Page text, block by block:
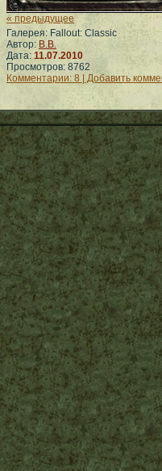
« предыдущее
Галерея: Fallout: Classic
Автор: B.B.
Дата: 11.07.2010
Просмотров: 8762
Комментарии: 8 | Добавить